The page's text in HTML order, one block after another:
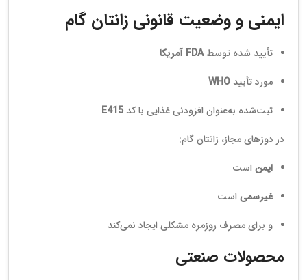
ایمنی و وضعیت قانونی زانتان گام
تأیید شده توسطFDA آمریکا
مورد تأیید WHO
ثبت‌شده به‌عنوان افزودنی غذایی با کد E415
در دوزهای مجاز، زانتان گام:
ایمن است
غیرسمی است
و برای مصرف روزمره مشکلی ایجاد نمی‌کند
محصولات صنعتی